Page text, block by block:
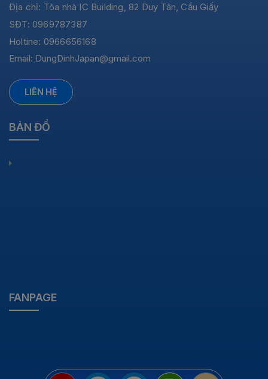
Địa chỉ: Tòa nhà IC Building, 82 Duy Tân, Cầu Giấy
SĐT: 0969787387
Holtine: 0966656168
Email: DungDinhJapan@gmail.com
LIÊN HỆ
BẢN ĐỒ
FANPAGE